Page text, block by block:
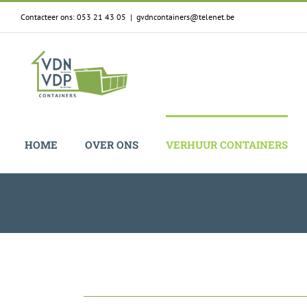
content
Contacteer ons: 053 21 43 05 | gvdncontainers@telenet.be
HOME OVER ONS VERHUUR CONTAINERS